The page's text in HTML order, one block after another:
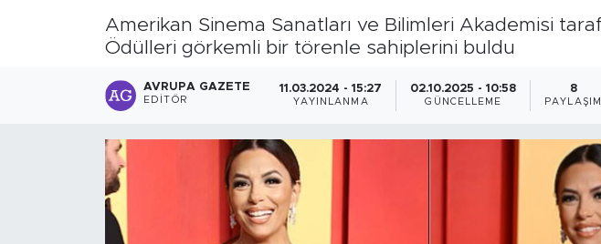
Amerikan Sinema Sanatları ve Bilimleri Akademisi
Ödülleri görkemli bir törenle sahiplerini buldu
AVRUPA GAZETE
EDITÖR
11.03.2024 - 15:27
YAYINLANMA
02.10.2025 - 10:58
GÜNCELLEME
8
PAYLAŞIM